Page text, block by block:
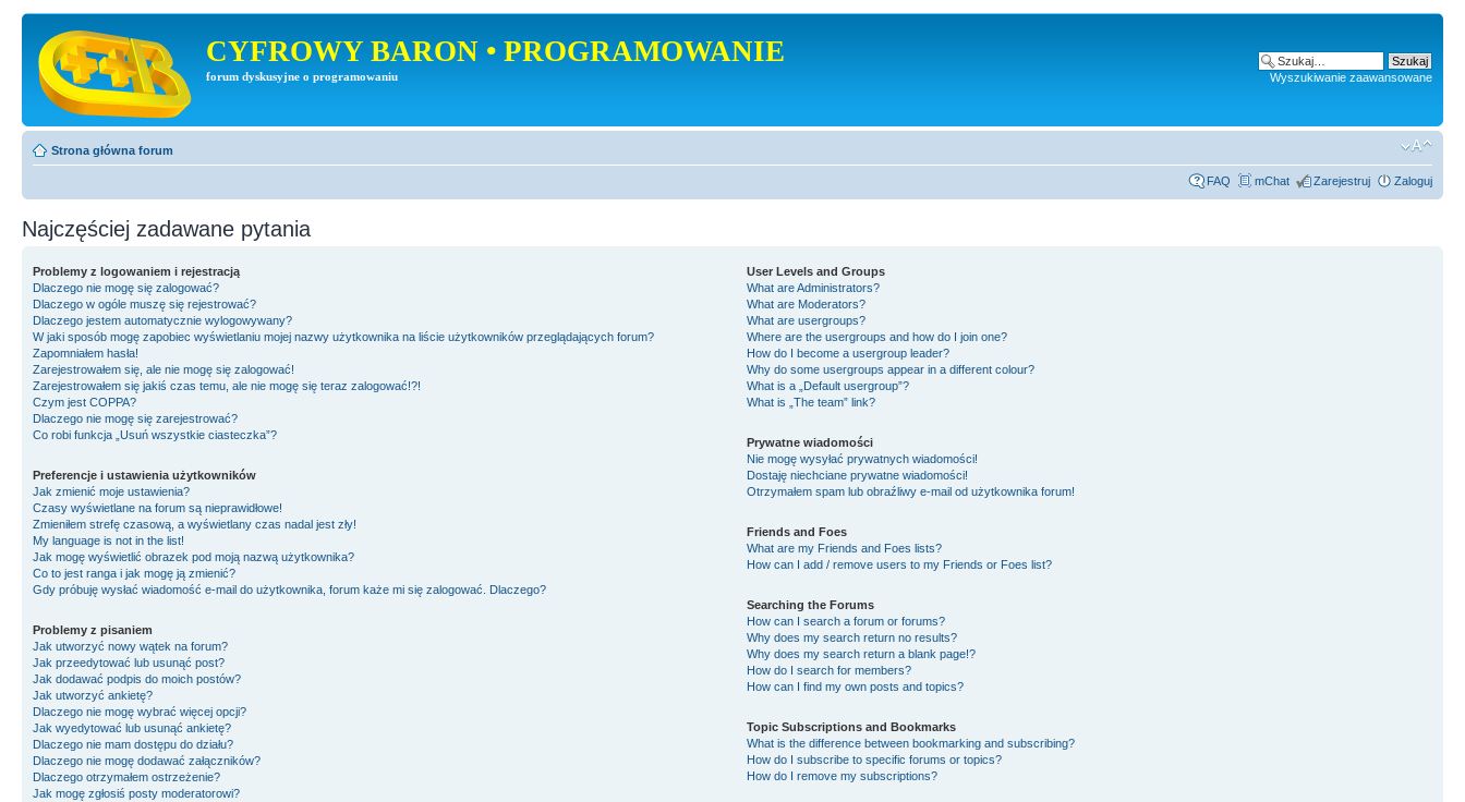
CYFROWY BARON • PROGRAMOWANIE
forum dyskusyjne o programowaniu Wyszukiwanie zaawansowane
Strona główna forum
FAQ mChat Zarejestruj Zaloguj
Najczęściej zadawane pytania
Problemy z logowaniem i rejestracją
Dlaczego nie mogę się zalogować?
Dlaczego w ogóle muszę się rejestrować?
Dlaczego jestem automatycznie wylogowywany?
W jaki sposób mogę zapobiec wyświetlaniu mojej nazwy użytkownika na liście użytkowników przeglądających forum?
Zapomniałem hasła!
Zarejestrowałem się, ale nie mogę się zalogować!
Zarejestrowałem się jakiś czas temu, ale nie mogę się teraz zalogować!?!
Czym jest COPPA?
Dlaczego nie mogę się zarejestrować?
Co robi funkcja „Usuń wszystkie ciasteczka”?
Preferencje i ustawienia użytkowników
Jak zmienić moje ustawienia?
Czasy wyświetlane na forum są nieprawidłowe!
Zmieniłem strefę czasową, a wyświetlany czas nadal jest zły!
My language is not in the list!
Jak mogę wyświetlić obrazek pod moją nazwą użytkownika?
Co to jest ranga i jak mogę ją zmienić?
Gdy próbuję wysłać wiadomość e-mail do użytkownika, forum każe mi się zalogować. Dlaczego?
Problemy z pisaniem
Jak utworzyć nowy wątek na forum?
Jak przeedytować lub usunąć post?
Jak dodawać podpis do moich postów?
Jak utworzyć ankietę?
Dlaczego nie mogę wybrać więcej opcji?
Jak wyedytować lub usunąć ankietę?
Dlaczego nie mam dostępu do działu?
Dlaczego nie mogę dodawać załączników?
Dlaczego otrzymałem ostrzeżenie?
Jak mogę zgłosiś posty moderatorowi?
User Levels and Groups
What are Administrators?
What are Moderators?
What are usergroups?
Where are the usergroups and how do I join one?
How do I become a usergroup leader?
Why do some usergroups appear in a different colour?
What is a „Default usergroup”?
What is „The team” link?
Prywatne wiadomości
Nie mogę wysyłać prywatnych wiadomości!
Dostaję niechciane prywatne wiadomości!
Otrzymałem spam lub obraźliwy e-mail od użytkownika forum!
Friends and Foes
What are my Friends and Foes lists?
How can I add / remove users to my Friends or Foes list?
Searching the Forums
How can I search a forum or forums?
Why does my search return no results?
Why does my search return a blank page!?
How do I search for members?
How can I find my own posts and topics?
Topic Subscriptions and Bookmarks
What is the difference between bookmarking and subscribing?
How do I subscribe to specific forums or topics?
How do I remove my subscriptions?